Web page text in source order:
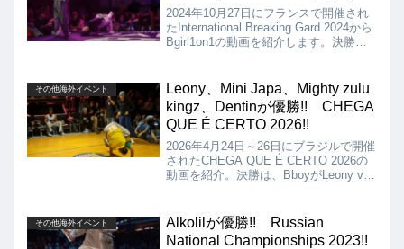
2024年10月27日にフランスで開催され
たInternational Breaking Gard 2024から
Bgirl1on1の動画を紹介します。決勝
その他海外イベント
Leony、Mini Japa、Mighty zulu
kingz、Dentinが優勝!! CHEGA
QUE É CERTO 2026!!
2026年4月24日～26日にブラジルで開催
されたCHEGA QUE É CERTO 2026の
動画を紹介。決勝は、BboyがLeony vs
kingz、FOOTWORKがDentin vs
Pedrinhoとなりました!!
その他海外イベント
Alkolilが優勝!! Russian
National Championships 2023!!